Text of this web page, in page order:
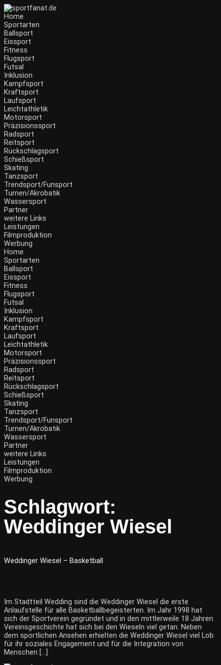
Home
Sportarten
Ballsport
Eissport
Fitness
Flugsport
Futsal
Inklusion
Kampfsport
Kraftsport
Laufsport
Leichtathletik
Motorsport
Präzisionssport
Radsport
Reitsport
Rückschlagsport
Schießsport
Skating
Tanzsport
Trendsport/Funsport
Turnen/Akrobatik
Wassersport
Partner
weitere Links
Leistungen
Filmproduktion
Werbung
Home
Sportarten
Ballsport
Eissport
Fitness
Flugsport
Futsal
Inklusion
Kampfsport
Kraftsport
Laufsport
Leichtathletik
Motorsport
Präzisionssport
Radsport
Reitsport
Rückschlagsport
Schießsport
Skating
Tanzsport
Trendsport/Funsport
Turnen/Akrobatik
Wassersport
Partner
weitere Links
Leistungen
Filmproduktion
Werbung
Schlagwort:
Weddinger Wiesel
Weddinger Wiesel – Basketball
Im Stadtteil Wedding sind die Weddinger Wiesel die erste
Anlaufstelle für alle Basketballbegeisterten. Im Jahr 1998 hat
sich der Sportverein gegründet und in den mittlerweile 18 Jahren
Vereinsgeschichte hat sich bei den Wieseln viel getan. Neben
dem sportlichen Ansehen erhielten die Weddinger Wiesel viel Lob
für ihr soziales Engagement und für die Integration von
Menschen […]